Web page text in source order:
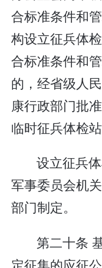
合标准条件和
构设立征兵体
合标准条件和
的，经省级人
康行政部门批
临时征兵体检站
设立征兵
军事委员会机
部门制定。
第二十条
定征集的应征